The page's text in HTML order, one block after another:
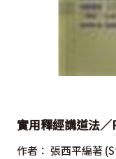
實用釋經講道法
作者： 張西平編著